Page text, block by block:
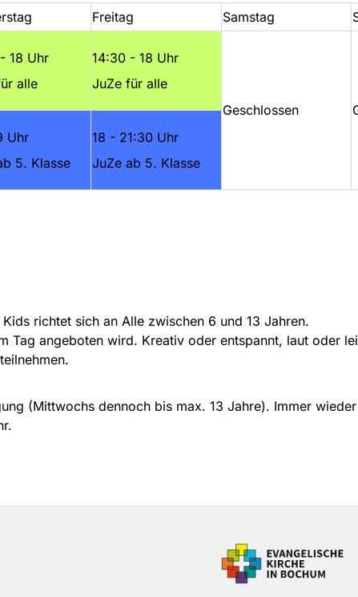
Freitag Samstag
18 Uhr
alle
14:30 - 18 Uhr
JuZe für alle
Geschlossen
Uhr
5. Klasse
18 - 21:30 Uhr
JuZe ab 5. Klasse
richtet sich an Alle zwischen 6 und 13 Jahren.
Tag angeboten wird. Kreativ oder entspannt, laut oder
(Mittwochs dennoch bis max. 13 Jahre). Immer